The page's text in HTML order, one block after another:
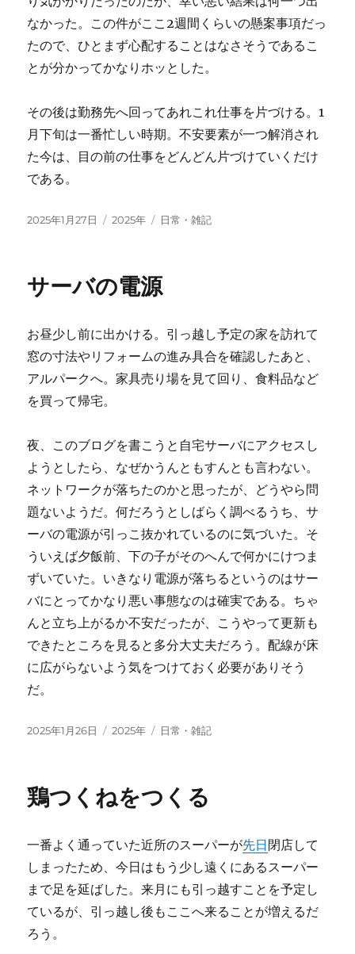
なかった。この件がここ2週間くらいの懸案事項だっ
たので、ひとまず心配することはなさそうであるこ
とが分かってかなりホッとした。
その後は勤務先へ回ってあれこれ仕事を片づける。1
月下旬は一番忙しい時期。不安要素が一つ解消され
た今は、目の前の仕事をどんどん片づけていくだけ
である。
投
2025年1月27日
カ
ー
2025年
タ
日常・雑記
サーバの電源
お昼少し前に出かける。引っ越し予定の家を訪れて
窓の寸法やリフォームの進み具合を確認したあと、
アルパークへ。家具売り場を見て回り、食料品など
を買って帰宅。
夜、このブログを書こうと自宅サーバにアクセスし
ようとしたら、なぜかうんともすんとも言わない。
ネットワークが落ちたのかと思ったが、どうやら問
題ないようだ。何だろうとしばらく調べるうち、サ
ーバの電源が引っこ抜かれているのに気づいた。そ
ういえば夕飯前、下の子がそのへんで何かにけつま
ずいていた。いきなり電源が落ちるというのはサー
バにとってかなり悪い事態なのは確実である。ちゃ
んと立ち上がるか不安だったが、こうやって更新も
できたところを見ると多分大丈夫だろう。配線が床
に広がらないよう気をつけておく必要がありそう
だ。
投
2025年1月26日
カ
ー
2025年
タ
日常・雑記
鶏つくねをつくる
一番よく通っていた近所のスーパーが先日閉店して
しまったため、今日はもう少し遠くにあるスーパー
まで足を延ばした。来月にも引っ越すことを予定し
ているが、引っ越し後もここへ来ることが増えるだ
ろう。